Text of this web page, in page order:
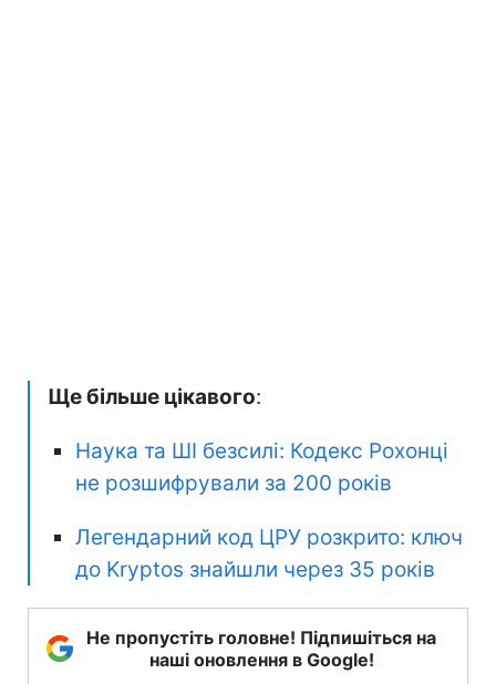
Ще більше цікавого:
Наука та ШІ безсилі: Кодекс Рохонці
не розшифрували за 200 років
Легендарний код ЦРУ розкрито: ключ
до Kryptos знайшли через 35 років
Не пропустіть головне! Підпишіться на
наші оновлення в Google!